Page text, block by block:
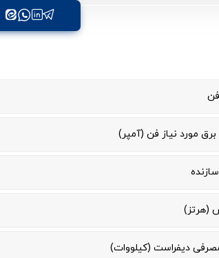
مورد نیاز فن (آمپر)
(هرتز)
دیفراست (کیلووات)